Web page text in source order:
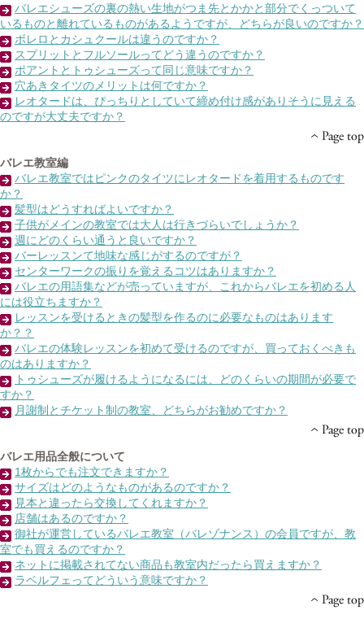
バレエシューズの裏の熱い生地がつま先とかかと部分でくっついて
いるものと離れているものがあるようですが、どちらが良いのですか？
ボレロとカシュクールは違うのですか？
スプリットとフルソールってどう違うのですか？
ポアントとトゥシューズって同じ意味ですか？
穴あきタイツのメリットは何ですか？
レオタードは、ぴっちりとしていて締め付け感がありそうに見える
のですが大丈夫ですか？
バレエ教室編
バレエ教室ではピンクのタイツにレオタードを着用するものです
か？
髪型はどうすればよいですか？
子供がメインの教室では大人は行きづらいでしょうか？
週にどのくらい通うと良いですか？
バーレッスンて地味な感じがするのですが？
センターワークの振りを覚えるコツはありますか？
バレエの用語集などが売っていますが、これからバレエを初める人
には役立ちますか？
レッスンを受けるときの髪型を作るのに必要なものはあります
か？？
バレエの体験レッスンを初めて受けるのですが、買っておくべきも
のはありますか？
トゥシューズが履けるようになるには、どのくらいの期間が必要で
すか？
月謝制とチケット制の教室、どちらがお勧めですか？
バレエ用品全般について
1枚からでも注文できますか？
サイズはどのようなものがあるのですか？
見本と違ったら交換してくれますか？
店舗はあるのですか？
御社が運営しているバレエ教室（バレゾナンス）の会員ですが、教
室でも買えるのですか？
ネットに掲載されてない商品も教室内だったら買えますか？
ラベルフェってどういう意味ですか？